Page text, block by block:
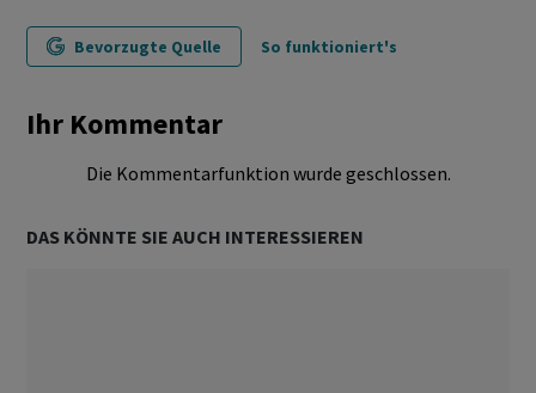
Bevorzugte Quelle So funktioniert's
Ihr Kommentar
Die Kommentarfunktion wurde geschlossen.
DAS KÖNNTE SIE AUCH INTERESSIEREN